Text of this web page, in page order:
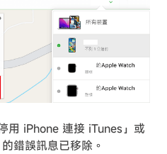
用 iPhone 連接 iTunes」或
錯誤訊息已移除。